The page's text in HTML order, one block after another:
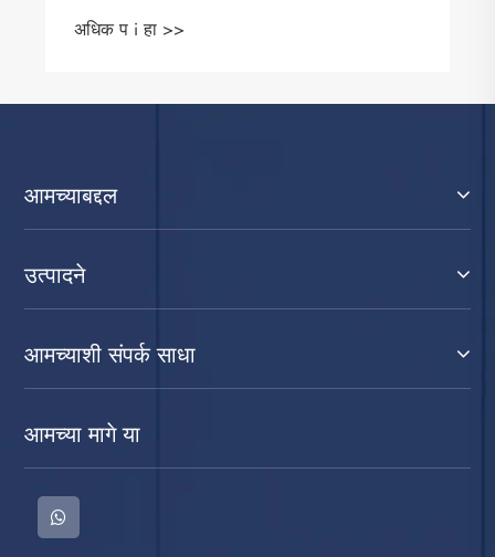
अधिक प i हा >>
आमच्याबद्दल
उत्पादने
आमच्याशी संपर्क साधा
आमच्या मागे या